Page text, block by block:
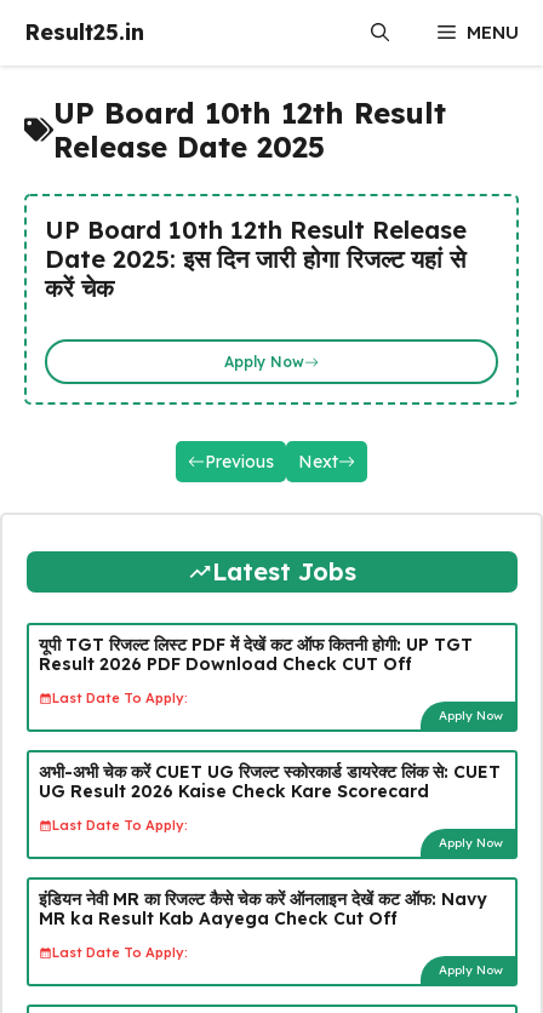
Result25.in MENU
UP Board 10th 12th Result
Release Date 2025
UP Board 10th 12th Result Release
Date 2025: इस दिन जारी होगा रिजल्ट यहां से
करें चेक
Apply Now
Previous Next
Latest Jobs
यूपी TGT रिजल्ट लिस्ट PDF में देखें कट ऑफ कितनी होगी: UP TGT
Result 2026 PDF Download Check CUT Off
Last Date To Apply:
Apply Now
अभी-अभी चेक करें CUET UG रिजल्ट स्कोरकार्ड डायरेक्ट लिंक से: CUET
UG Result 2026 Kaise Check Kare Scorecard
Last Date To Apply:
Apply Now
इंडियन नेवी MR का रिजल्ट कैसे चेक करें ऑनलाइन देखें कट ऑफ: Navy
MR ka Result Kab Aayega Check Cut Off
Last Date To Apply:
Apply Now